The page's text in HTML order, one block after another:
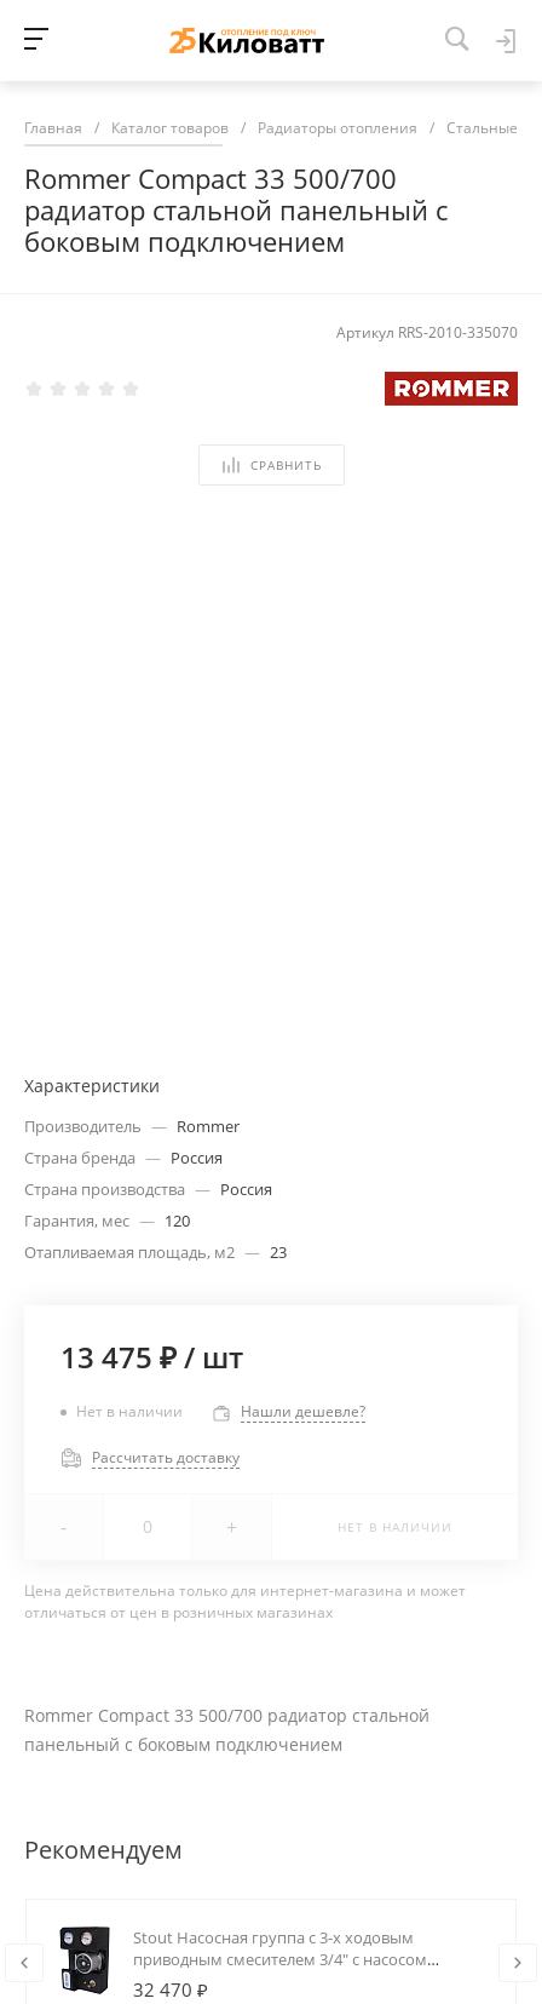
Главная / Каталог товаров / Радиаторы отопления / Стальные
Rommer Compact 33 500/700
радиатор стальной панельный с
боковым подключением
Артикул RRS-2010-335070
СРАВНИТЬ
Характеристики
Производитель — Rommer
Страна бренда — Россия
Страна производства — Россия
Гарантия, мес — 120
Отапливаемая площадь, м2 — 23
13 475 ₽/ шт
Нет в наличии Нашли дешевле?
Рассчитать доставку
- + НЕТ В НАЛИЧИИ
Цена действительна только для интернет-магазина и может
отличаться от цен в розничных магазинах
Rommer Compact 33 500/700 радиатор стальной
панельный с боковым подключением
Рекомендуем
Stout Насосная группа с 3-х ходовым
приводным смесителем 3/4" с насосом
Grundfos UPSO 15-65 130
32 470 ₽